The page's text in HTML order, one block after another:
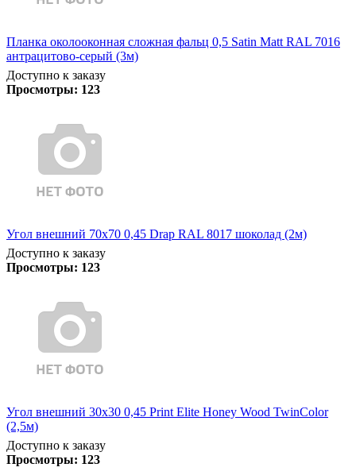
Планка околооконная сложная фальц 0,5 Satin Matt RAL 7016
антрацитово-серый (3м)
Доступно к заказу
Просмотры: 123
Угол внешний 70х70 0,45 Drap RAL 8017 шоколад (2м)
Доступно к заказу
Просмотры: 123
Угол внешний 30х30 0,45 Print Elite Honey Wood TwinColor
(2,5м)
Доступно к заказу
Просмотры: 123